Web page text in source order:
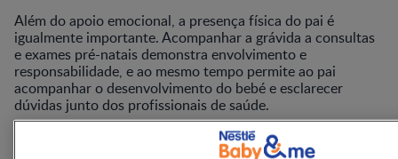
Além do apoio emocional, a presença física do pai é
igualmente importante. Acompanhar a grávida a consultas
e exames pré-natais demonstra envolvimento e
responsabilidade, e ao mesmo tempo permite ao pai
acompanhar o desenvolvimento do bebé e esclarecer
dúvidas junto dos profissionais de saúde.